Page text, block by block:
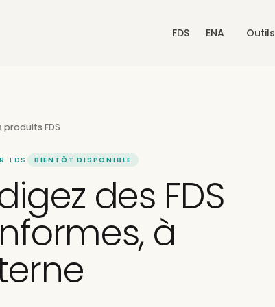
FDS ENA Outils
produits FDS
FDS BIENTÔT DISPONIBLE
des FDS
à